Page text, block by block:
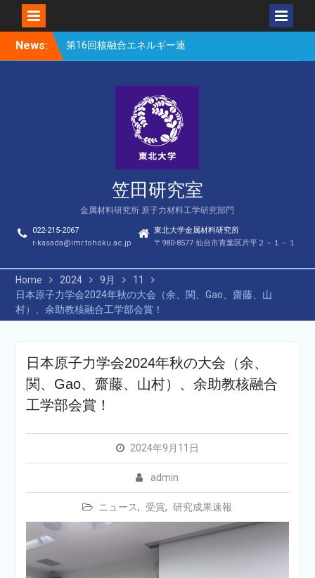
News:
第16回核融合エネルギー連
合講演会（笠田、Park、
村、Lee、He、Bae）
楽しい理科のはなし（仙台
市立松森小学校）
第16回核融合エネルギー連
合講演会若手優秀発表賞
笠田研究室
金属材料研究所 原子力材料工学研究部門
022-215-2067
r-kasada@imr.tohoku.ac.jp
東北大学金属材料研究所
〒980-8577 仙台市青葉区片平２－１－１
Home 2024 9月
11
日本原子力学会2024年秋の大会（余、関、Gao、齋藤、山
村）、余助教核融合工学部会賞！
日本原子力学会2024年秋の大会（余、
関、Gao、齋藤、山村）、余助教核融合
工学部会賞！
2024年9月11日
admin
ニュース, 受賞, 研究成果速報